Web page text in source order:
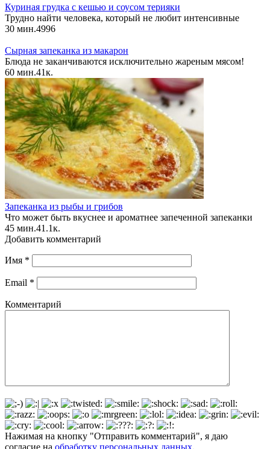
Куриная грудка с кешью и соусом терияки
Трудно найти человека, который не любит интенсивные
30 мин.4996
Сырная запеканка из макарон
Блюда не заканчиваются исключительно жареным мясом!
60 мин.41к.
Запеканка из рыбы и грибов
Что может быть вкуснее и ароматнее запеченной запеканки
45 мин.41.1к.
Добавить комментарий
Имя *
Email *
Комментарий
Нажимая на кнопку "Отправить комментарий", я даю
согласие на обработку персональных данных.